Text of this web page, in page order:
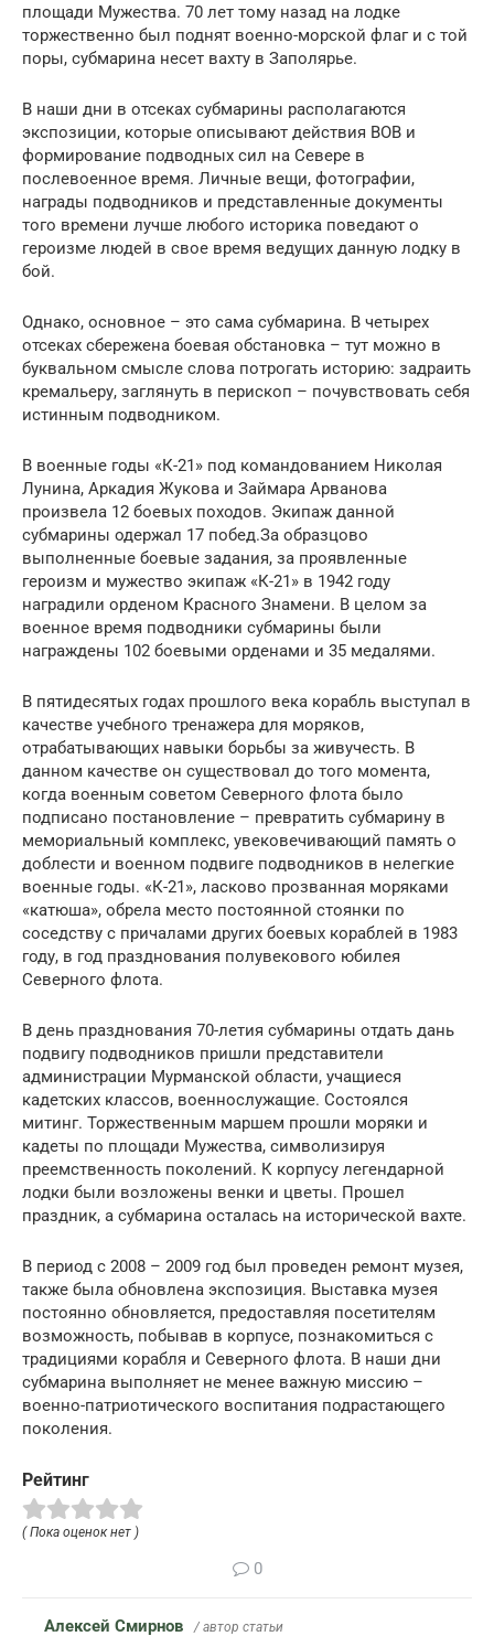
площади Мужества. 70 лет тому назад на лодке
торжественно был поднят военно-морской флаг и с той
поры, субмарина несет вахту в Заполярье.
В наши дни в отсеках субмарины располагаются
экспозиции, которые описывают действия ВОВ и
формирование подводных сил на Севере в
послевоенное время. Личные вещи, фотографии,
награды подводников и представленные документы
того времени лучше любого историка поведают о
героизме людей в свое время ведущих данную лодку в
бой.
Однако, основное – это сама субмарина. В четырех
отсеках сбережена боевая обстановка – тут можно в
буквальном смысле слова потрогать историю: задраить
кремальеру, заглянуть в перископ – почувствовать себя
истинным подводником.
В военные годы «К-21» под командованием Николая
Лунина, Аркадия Жукова и Займара Арванова
произвела 12 боевых походов. Экипаж данной
субмарины одержал 17 побед.За образцово
выполненные боевые задания, за проявленные
героизм и мужество экипаж «К-21» в 1942 году
наградили орденом Красного Знамени. В целом за
военное время подводники субмарины были
награждены 102 боевыми орденами и 35 медалями.
В пятидесятых годах прошлого века корабль выступал в
качестве учебного тренажера для моряков,
отрабатывающих навыки борьбы за живучесть. В
данном качестве он существовал до того момента,
когда военным советом Северного флота было
подписано постановление – превратить субмарину в
мемориальный комплекс, увековечивающий память о
доблести и военном подвиге подводников в нелегкие
военные годы. «К-21», ласково прозванная моряками
«катюша», обрела место постоянной стоянки по
соседству с причалами других боевых кораблей в 1983
году, в год празднования полувекового юбилея
Северного флота.
В день празднования 70-летия субмарины отдать дань
подвигу подводников пришли представители
администрации Мурманской области, учащиеся
кадетских классов, военнослужащие. Состоялся
митинг. Торжественным маршем прошли моряки и
кадеты по площади Мужества, символизируя
преемственность поколений. К корпусу легендарной
лодки были возложены венки и цветы. Прошел
праздник, а субмарина осталась на исторической вахте.
В период с 2008 – 2009 год был проведен ремонт музея,
также была обновлена экспозиция. Выставка музея
постоянно обновляется, предоставляя посетителям
возможность, побывав в корпусе, познакомиться с
традициями корабля и Северного флота. В наши дни
субмарина выполняет не менее важную миссию –
военно-патриотического воспитания подрастающего
поколения.
Рейтинг
( Пока оценок нет )
0
Алексей Смирнов / автор статьи